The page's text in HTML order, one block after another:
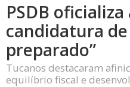
PSDB
candidatura
preparado”
Tucanos destacaram
equilíbrio fiscal e